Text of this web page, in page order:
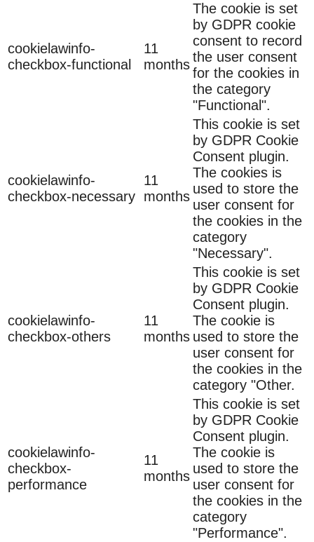
cookielawinfo-
checkbox-functional
11
months
The cookie is set
by GDPR cookie
consent to record
the user consent
for the cookies in
the category
"Functional".
cookielawinfo-
checkbox-necessary
11
months
This cookie is set
by GDPR Cookie
Consent plugin.
The cookies is
used to store the
user consent for
the cookies in the
category
"Necessary".
cookielawinfo-
checkbox-others
11
months
This cookie is set
by GDPR Cookie
Consent plugin.
The cookie is
used to store the
user consent for
the cookies in the
category "Other.
cookielawinfo-
checkbox-
performance
11
months
This cookie is set
by GDPR Cookie
Consent plugin.
The cookie is
used to store the
user consent for
the cookies in the
category
"Performance".